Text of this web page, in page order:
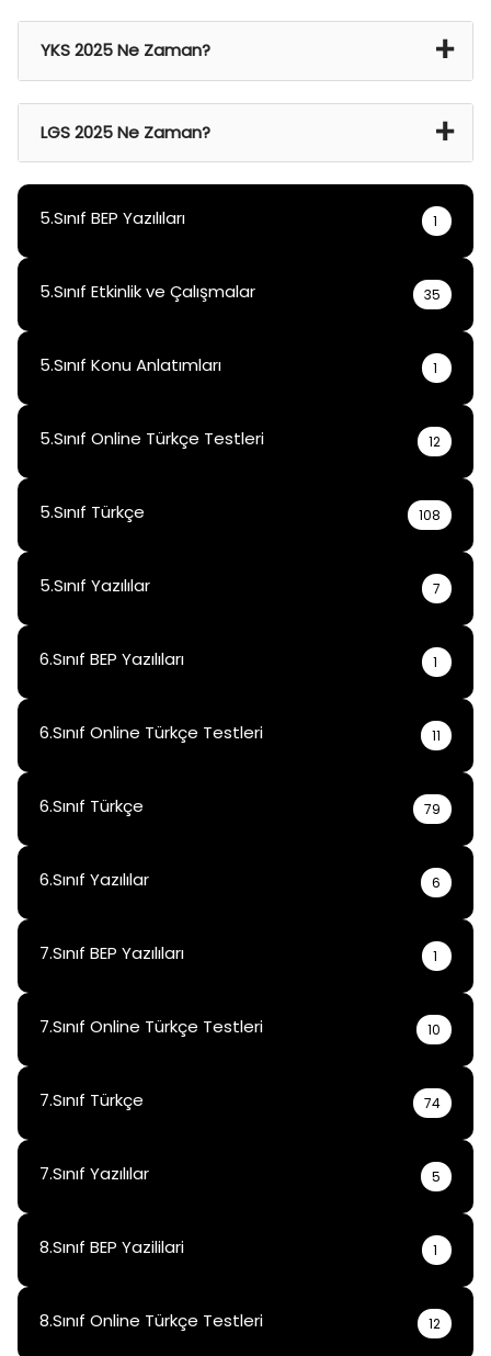
YKS 2025 Ne Zaman?
LGS 2025 Ne Zaman?
5.Sınıf BEP Yazılıları
1
5.Sınıf Etkinlik ve Çalışmalar 35
5.Sınıf Konu Anlatımları 1
5.Sınıf Online Türkçe Testleri 12
5.Sınıf Türkçe 108
5.Sınıf Yazılılar 7
6.Sınıf BEP Yazılıları 1
6.Sınıf Online Türkçe Testleri 11
6.Sınıf Türkçe 79
6.Sınıf Yazılılar 6
7.Sınıf BEP Yazılıları 1
7.Sınıf Online Türkçe Testleri 10
7.Sınıf Türkçe 74
7.Sınıf Yazılılar 5
8.Sınıf BEP Yazililari 1
8.Sınıf Online Türkçe Testleri 12